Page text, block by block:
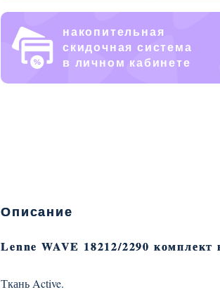
накопительная
скидочная система
в личном кабинете
Описание
Lenne WAVE 18212/2290 комплект
Ткань Active.